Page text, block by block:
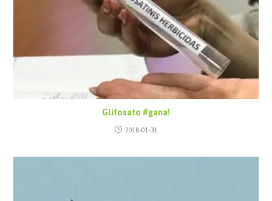
Glifosato #gana!
2018-01-31